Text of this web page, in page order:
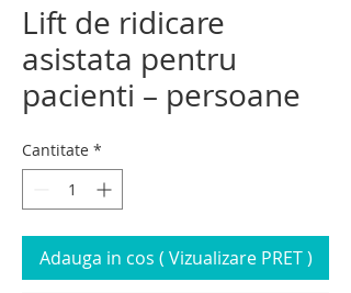
Lift de ridicare
asistata pentru
pacienti – persoane
Cantitate *
Adauga in cos ( Vizualizare PRET )